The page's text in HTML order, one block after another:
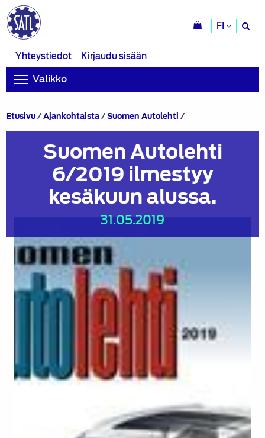
FI
Yhteystiedot
Kirjaudu sisään
Valikko
Etusivu/Ajankohtaista/Suomen Autolehti /Suomen
ilmestyy
kesäkuun
alussa.
Suomen Autolehti
6/2019 ilmestyy
kesäkuun alussa.
31.05.2019